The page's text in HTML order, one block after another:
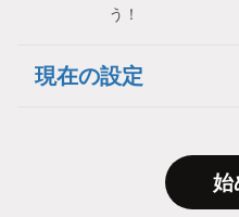
う！
現在の設定
始